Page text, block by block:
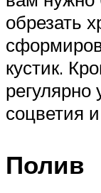
обрезать
кустик.
соцветия
Полив